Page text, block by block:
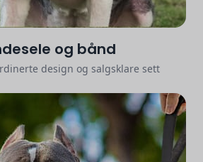
og bånd
design og salgsklare sett